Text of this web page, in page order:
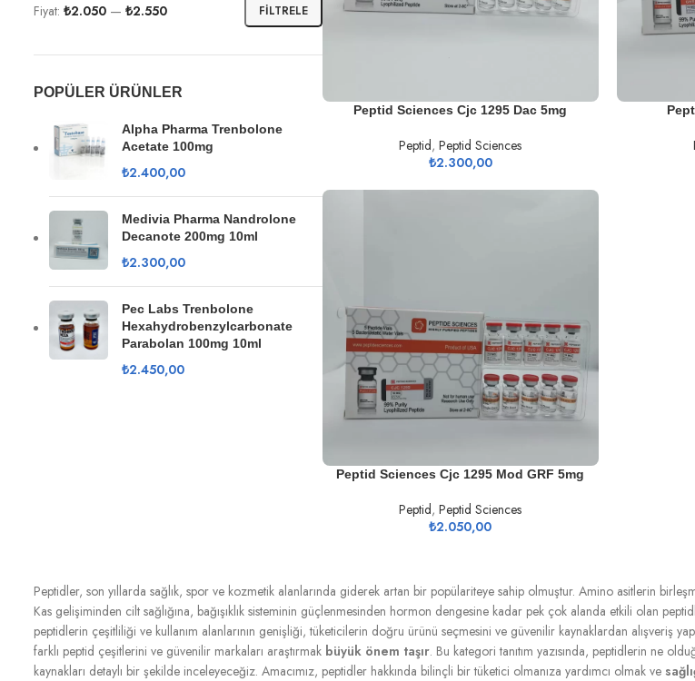
FILTRELE
Fiyat: ₺2.050 — ₺2.550
POPÜLER ÜRÜNLER
Alpha Pharma Trenbolone
Acetate 100mg
₺2.400,00
Medivia Pharma Nandrolone
Decanote 200mg 10ml
₺2.300,00
Pec Labs Trenbolone
Hexahydrobenzylcarbonate
Parabolan 100mg 10ml
₺2.450,00
SEPETE EKLE
Peptid Sciences Cjc 1295 Dac 5mg
Peptid,Peptid Sciences
₺2.300,00
SEPETE EKLE
SEPETE EKLE
Peptid Sciences Cjc 1295 Mod GRF 5mg
Peptid,Peptid Sciences
₺2.050,00
Peptidler, son yıllarda sağlık, spor ve kozmetik alanlarında giderek artan bir popülariteye sahip olmuştur. Amino asitlerin
Kas gelişiminden cilt sağlığına, bağışıklık sisteminin güçlenmesinden hormon dengesine kadar pek çok alanda etkili olan
peptidlerin çeşitliliği ve kullanım alanlarının genişliği, tüketicilerin doğru ürünü seçmesini ve güvenilir kaynaklardan alışveriş
farklı peptid çeşitlerini ve güvenilir markaları araştırmak büyük önem taşır. Bu kategori tanıtım yazısında, peptidlerin ne
kaynakları detaylı bir şekilde inceleyeceğiz. Amacımız, peptidler hakkında bilinçli bir tüketici olmanıza yardımcı olmak ve